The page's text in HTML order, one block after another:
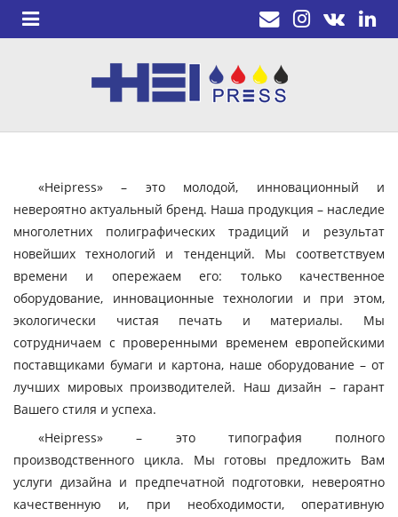
«Heipress» – это молодой, инновационный и
невероятно актуальный бренд. Наша продукция – наследие
многолетних полиграфических традиций и результат
новейших технологий и тенденций. Мы соответствуем
времени и опережаем его: только качественное
оборудование, инновационные технологии и при этом,
экологически чистая печать и материалы. Мы
сотрудничаем с проверенными временем европейскими
поставщиками бумаги и картона, наше оборудование – от
лучших мировых производителей. Наш дизайн – гарант
Вашего стиля и успеха.
«Heipress» – это типография полного
производственного цикла. Мы готовы предложить Вам
услуги дизайна и предпечатной подготовки, невероятно
качественную и, при необходимости, оперативную